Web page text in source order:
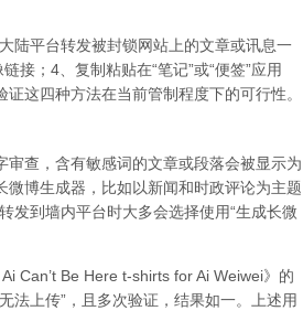
陆平台转发被封锁网站上的文章或讯息一
接；4、复制粘贴在“笔记”或“便签”应用
这四种方法在当前管制程度下的可行性。
查，含有敏感词的文章或段落会被显示为
博生成器，比如以新闻和时政评论为主题
发到墙内平台时大多会选择使用“生成长微
Can’t Be Here t-shirts for Ai Weiwei》的
法上传”，且多次验证，结果如一。上述用